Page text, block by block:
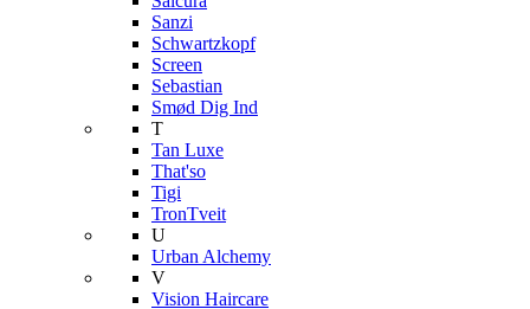
Sanzi
Schwartzkopf
Screen
Sebastian
Smød Dig Ind
T
Tan Luxe
That'so
Tigi
TronTveit
U
Urban Alchemy
V
Vision Haircare